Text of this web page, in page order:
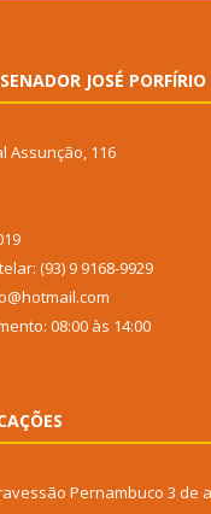
JOSÉ PORFÍRIO
Assunção, 116
(93) 9 9168-9929
08:00 às 14:00
Pernambuco 3 de